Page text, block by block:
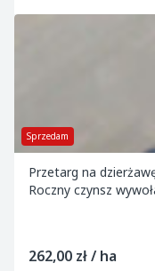
Sprzedam
Przetarg na
Roczny czynsz
262,00 zł / ha